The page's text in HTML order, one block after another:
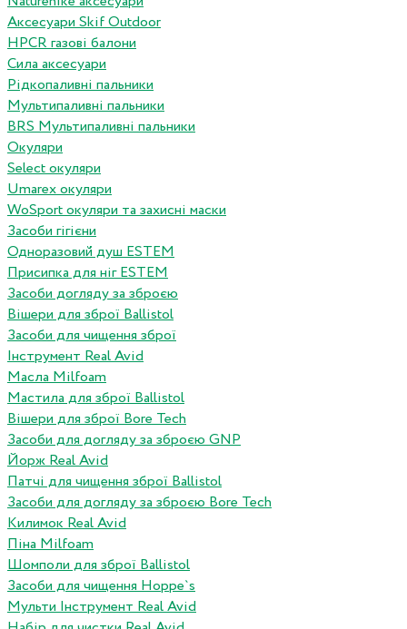
Аксесуари Skif Outdoor
HPCR газові балони
Сила аксесуари
Рідкопаливні пальники
Мультипаливні пальники
BRS Мультипаливні пальники
Окуляри
Select окуляри
Umarex окуляри
WoSport окуляри та захисні маски
Засоби гігієни
Одноразовий душ ESTEM
Присипка для ніг ESTEM
Засоби догляду за зброєю
Вішери для зброї Ballistol
Засоби для чищення зброї
Інструмент Real Avid
Масла Milfoam
Мастила для зброї Ballistol
Вішери для зброї Bore Tech
Засоби для догляду за зброєю GNP
Йорж Real Avid
Патчі для чищення зброї Ballistol
Засоби для догляду за зброєю Bore Tech
Килимок Real Avid
Піна Milfoam
Шомполи для зброї Ballistol
Засоби для чищення Hoppe`s
Мульти Інструмент Real Avid